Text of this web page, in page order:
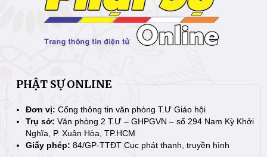
PHẬT SỰ ONLINE
Đơn vị: Cổng thông tin văn phòng T.Ư Giáo hội
Trụ sở: Văn phòng 2 T.Ư – GHPGVN – số 294 Nam Kỳ Khởi
Nghĩa, P. Xuân Hòa, TP.HCM
Giấy phép: 84/GP-TTĐT Cục phát thanh, truyền hình